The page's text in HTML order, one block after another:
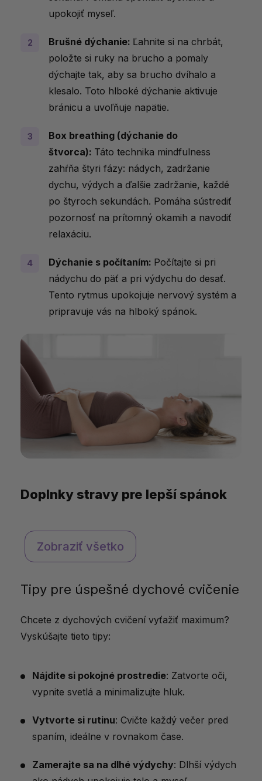
upokojiť myseľ.
Brušné dýchanie: Ľahnite si na chrbát,
položte si ruky na brucho a pomaly
dýchajte tak, aby sa brucho dvíhalo a
klesalo. Toto hlboké dýchanie aktivuje
bránicu a uvoľňuje napätie.
Box breathing (dýchanie do
štvorca): Táto technika mindfulness
zahŕňa štyri fázy: nádych, zadržanie
dychu, výdych a ďalšie zadržanie, každé
po štyroch sekundách. Pomáha sústrediť
pozornosť na prítomný okamih a navodiť
relaxáciu.
Dýchanie s počítaním: Počítajte si pri
nádychu do päť a pri výdychu do desať.
Tento rytmus upokojuje nervový systém a
pripravuje vás na hlboký spánok.
Doplnky stravy pre lepší spánok
Zobraziť všetko
Tipy pre úspešné dychové cvičenie
Chcete z dychových cvičení vyťažiť maximum?
Vyskúšajte tieto tipy:
Nájdite si pokojné prostredie: Zatvorte oči,
vypnite svetlá a minimalizujte hluk.
Vytvorte si rutinu: Cvičte každý večer pred
spaním, ideálne v rovnakom čase.
Zamerajte sa na dlhé výdychy: Dlhší výdych